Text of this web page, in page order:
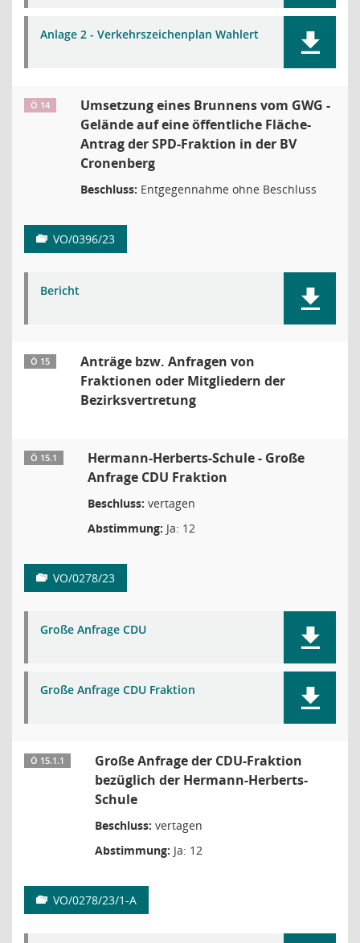
Anlage 2 - Verkehrszeichenplan Wahlert
Ö 14
Umsetzung eines Brunnens vom GWG -
Gelände auf eine öffentliche Fläche-
Antrag der SPD-Fraktion in der BV
Cronenberg
Beschluss: Entgegennahme ohne Beschluss
VO/0396/23
Bericht
Ö 15
Anträge bzw. Anfragen von
Fraktionen oder Mitgliedern der
Bezirksvertretung
Ö 15.1
Hermann-Herberts-Schule - Große
Anfrage CDU Fraktion
Beschluss: vertagen
Abstimmung: Ja: 12
VO/0278/23
Große Anfrage CDU
Große Anfrage CDU Fraktion
Ö 15.1.1
Große Anfrage der CDU-Fraktion
bezüglich der Hermann-Herberts-
Schule
Beschluss: vertagen
Abstimmung: Ja: 12
VO/0278/23/1-A